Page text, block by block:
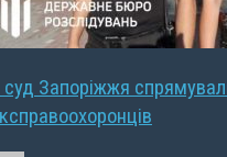
Запоріжжя